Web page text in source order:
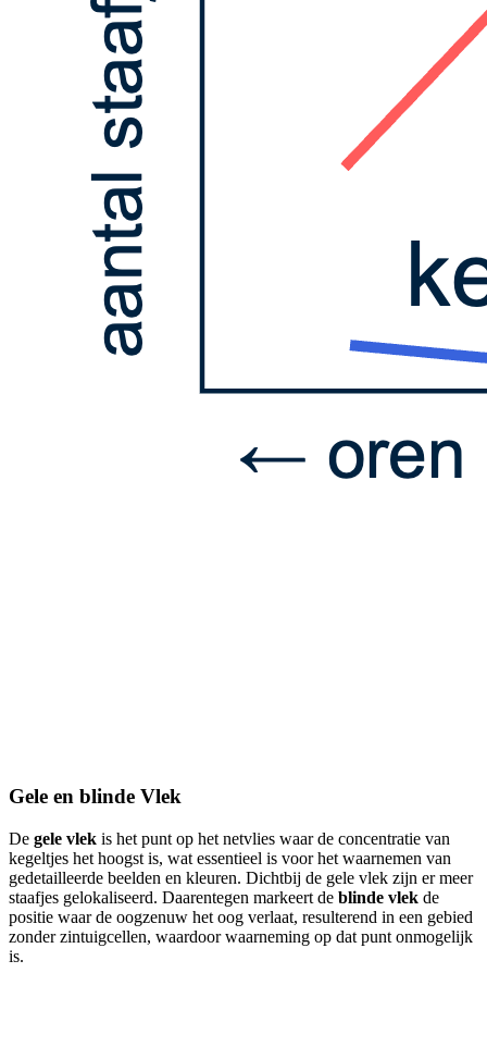
Gele en blinde Vlek
De gele vlek is het punt op het netvlies waar de concentratie van
kegeltjes het hoogst is, wat essentieel is voor het waarnemen van
gedetailleerde beelden en kleuren. Dichtbij de gele vlek zijn er meer
staafjes gelokaliseerd. Daarentegen markeert de blinde vlek de
positie waar de oogzenuw het oog verlaat, resulterend in een gebied
zonder zintuigcellen, waardoor waarneming op dat punt onmogelijk
is.